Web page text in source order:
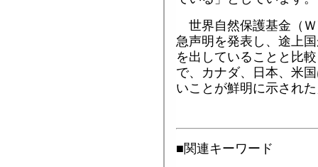
世界自然保護基金（
急声明を発表し、途上
を出していることと比
で、カナダ、日本、米
いことが鮮明に示され
■関連キーワード